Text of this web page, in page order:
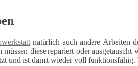
natürlich auch andere Arbeiten
diese repariert oder
und ist damit wieder voll